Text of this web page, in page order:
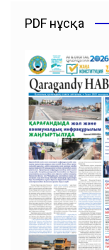
PDF нұсқа